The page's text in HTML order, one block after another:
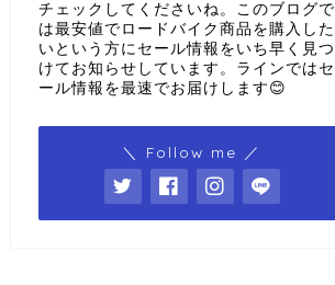
チェックしてくださいね。このブログで
は最安値でロードバイク商品を購入した
いという方にセール情報をいち早く見つ
けてお知らせしています。ラインではセ
ール情報を最速でお届けします😊
＼ Follow me ／